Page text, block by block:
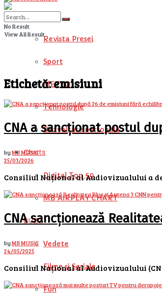
STIRI
Revista Presei
Sport
METEO
Tehnologie
Dezvoltare personala
Charts
Digital Top 50
MB AIRPLAY CHART
BUZZ
Vedete
Filme si Seriale
Fun
No Result
View All Result
Etichetă:emisiuni
CNA a sancționat postul
byMB MUSIC
25/03/2026
Consiliul Național al Audiovizualului a
CNA sancționează
byMB MUSIC
24/05/2025
Consiliul Național al Audiovizualului